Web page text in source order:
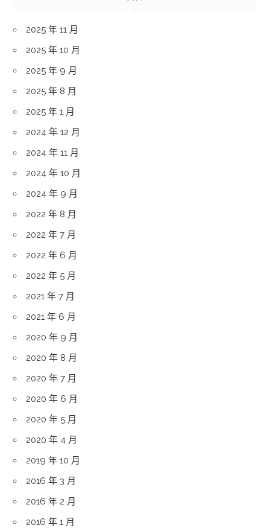
2025 年 11 月
2025 年 10 月
2025 年 9 月
2025 年 8 月
2025 年 1 月
2024 年 12 月
2024 年 11 月
2024 年 10 月
2024 年 9 月
2022 年 8 月
2022 年 7 月
2022 年 6 月
2022 年 5 月
2021 年 7 月
2021 年 6 月
2020 年 9 月
2020 年 8 月
2020 年 7 月
2020 年 6 月
2020 年 5 月
2020 年 4 月
2019 年 10 月
2016 年 3 月
2016 年 2 月
2016 年 1 月